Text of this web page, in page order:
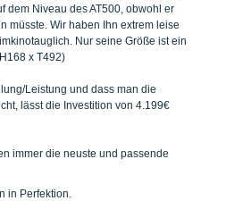
dem Niveau des AT500, obwohl er
müsste. Wir haben Ihn extrem leise
Nur seine Größe ist ein
x T492)
Leistung und dass man die
lässt die Investition von 4.199€
immer die neuste und passende
in Perfektion.